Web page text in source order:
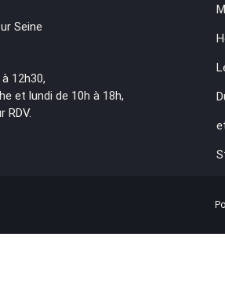
Seine
12h30,
et lundi de 10h à 18h,
RDV.